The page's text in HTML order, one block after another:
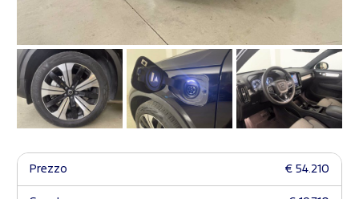
Prezzo € 54.210